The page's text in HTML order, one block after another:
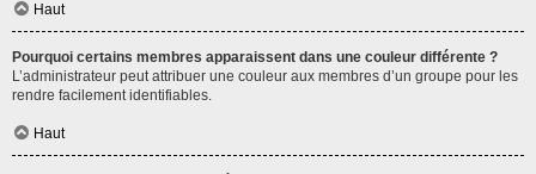
Haut
Pourquoi certains membres apparaissent dans une couleur différente ?
L’administrateur peut attribuer une couleur aux membres d’un groupe pour les
rendre facilement identifiables.
Haut